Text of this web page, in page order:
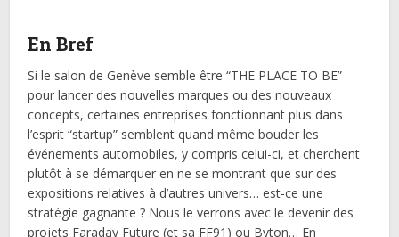
En Bref
Si le salon de Genève semble être “THE PLACE TO BE”
pour lancer des nouvelles marques ou des nouveaux
concepts, certaines entreprises fonctionnant plus dans
l’esprit “startup” semblent quand même bouder les
événements automobiles, y compris celui-ci, et cherchent
plutôt à se démarquer en ne se montrant que sur des
expositions relatives à d’autres univers… est-ce une
stratégie gagnante ? Nous le verrons avec le devenir des
projets Faraday Future (et sa FF91) ou Byton… En